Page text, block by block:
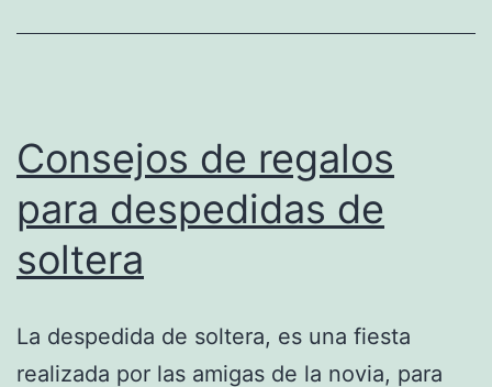
exitosa
Consejos de regalos
para despedidas de
soltera
La despedida de soltera, es una fiesta
realizada por las amigas de la novia, para